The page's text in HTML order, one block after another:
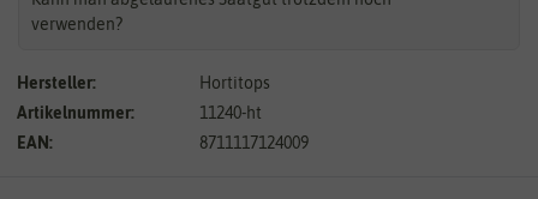
verwenden?
Hersteller:
Hortitops
Artikelnummer:
11240-ht
EAN:
8711117124009